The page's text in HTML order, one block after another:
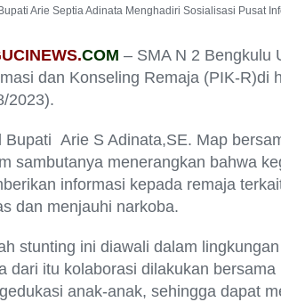
Arie Septia Adinata Menghadiri Sosialisasi Pusat
COM – SMA N 2 Bengkulu
dan Konseling Remaja (PIK-R)di
2023).
Bupati Arie S Adinata,SE. Map
sambutanya menerangkan bahwa
informasi kepada remaja
dan menjauhi narkoba.
stunting ini diawali dalam
dari itu kolaborasi dilakukan
anak-anak, sehingga dapat